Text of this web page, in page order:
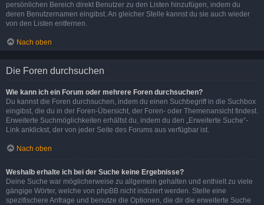
persönlichen Bereich direkt Benutzer zu den Listen hinzufügen, indem du
deren Benutzernamen eingibst. An gleicher Stelle kannst du sie auch wieder
von den Listen entfernen.
Nach oben
Die Foren durchsuchen
Wie kann ich ein Forum oder mehrere Foren durchsuchen?
Du kannst die Foren durchsuchen, indem du einen Suchbegriff in die Suchbox
eingibst, die du in der Foren-Übersicht, der Foren- oder Themenansicht findest.
Erweiterte Suchmöglichkeiten erhältst du, indem du den „Erweiterte Suche“-
Link anklickst, der von jeder Seite des Forums aus verfügbar ist.
Nach oben
Weshalb erhalte ich bei der Suche keine Ergebnisse?
Deine Suche war möglicherweise zu allgemein gehalten und enthielt zu viele
gängige Wörter, welche von phpBB nicht indiziert werden. Stelle eine
spezifischere Anfrage und benutze die Optionen, die dir die erweiterte Suche